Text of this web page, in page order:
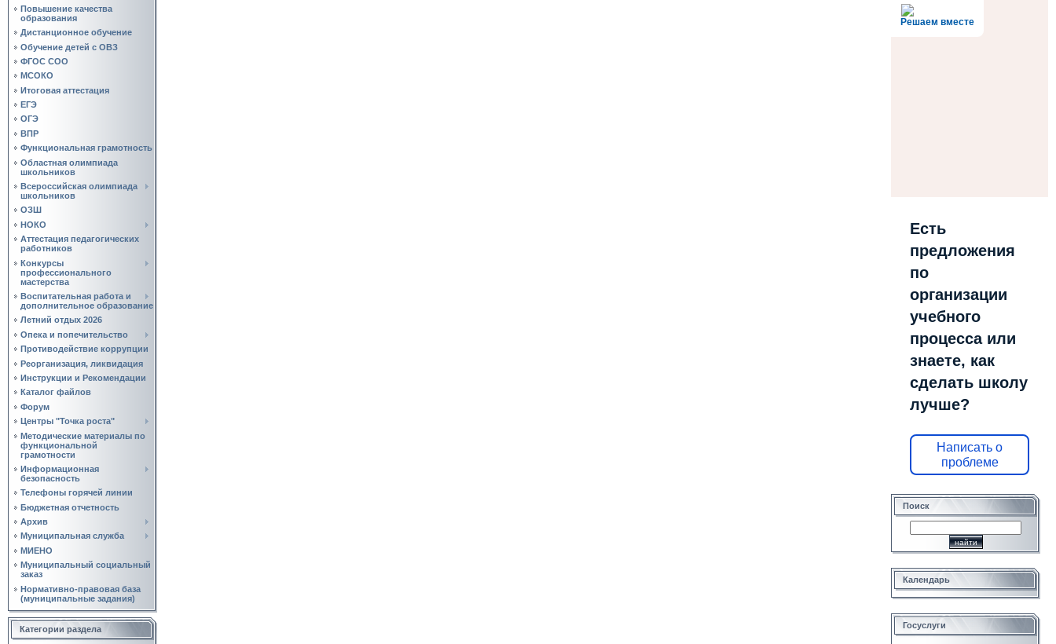
Повышение качества
образования
Дистанционное обучение
Обучение детей с ОВЗ
ФГОС СОО
МСОКО
Итоговая аттестация
ЕГЭ
ОГЭ
ВПР
Функциональная грамотность
Областная олимпиада
школьников
Всероссийская олимпиада
школьников
ОЗШ
НОКО
Аттестация педагогических
работников
Конкурсы
профессионального
мастерства
Воспитательная работа и
дополнительное образование
Летний отдых 2026
Опека и попечительство
Противодействие коррупции
Реорганизация, ликвидация
Инструкции и Рекомендации
Каталог файлов
Форум
Центры "Точка роста"
Методические материалы по
функциональной
грамотности
Информационная
безопасность
Телефоны горячей линии
Бюджетная отчетность
Архив
Муниципальная служба
МИЕНО
Муниципальный социальный
заказ
Нормативно‑правовая база
(муниципальные задания)
Категории раздела
Решаем вместе
Есть
предложения
по
организации
учебного
процесса или
знаете, как
сделать школу
лучше?
Написать о
проблеме
Поиск
Календарь
Госуслуги